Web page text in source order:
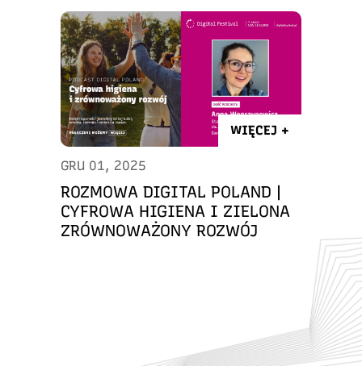
WIĘCEJ +
GRU 01, 2025
ROZMOWA DIGITAL POLAND |
CYFROWA HIGIENA I ZIELONA
ZRÓWNOWAŻONY ROZWÓJ